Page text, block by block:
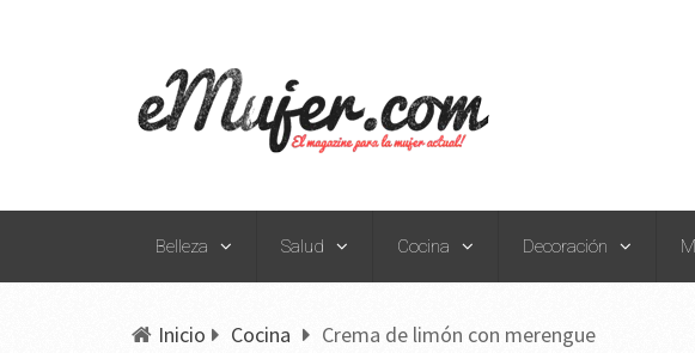
Belleza Salud Cocina Decoración
Inicio Cocina Crema de limón con merengue